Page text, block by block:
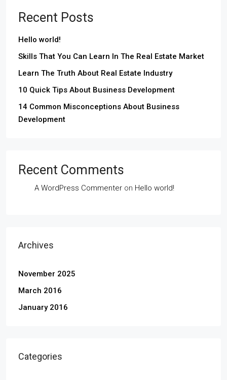
Recent Posts
Hello world!
Skills That You Can Learn In The Real Estate Market
Learn The Truth About Real Estate Industry
10 Quick Tips About Business Development
14 Common Misconceptions About Business
Development
Recent Comments
A WordPress Commenter on Hello world!
Archives
November 2025
March 2016
January 2016
Categories